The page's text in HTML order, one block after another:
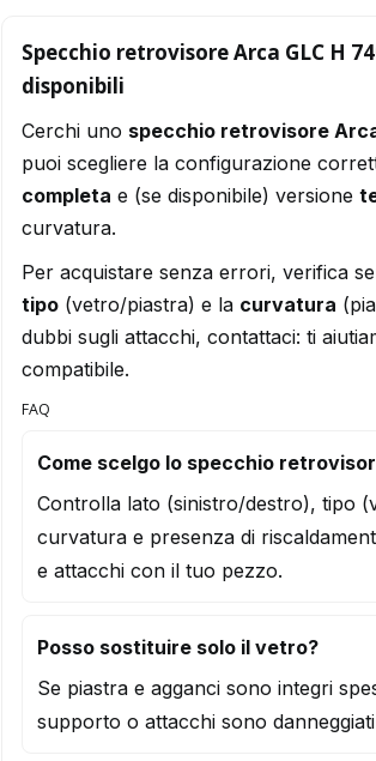
Specchio retrovisore Arca GLC H
disponibili
Cerchi uno specchio retrovisore
puoi scegliere la configurazione
completa e (se disponibile) versione
curvatura.
Per acquistare senza errori, verifica
tipo (vetro/piastra) e la curvatura
dubbi sugli attacchi, contattaci: ti
compatibile.
FAQ
Come scelgo lo specchio
Controlla lato (sinistro/destro), tipo
curvatura e presenza di
e attacchi con il tuo pezzo.
Posso sostituire solo il vetro?
Se piastra e agganci sono integri
supporto o attacchi sono